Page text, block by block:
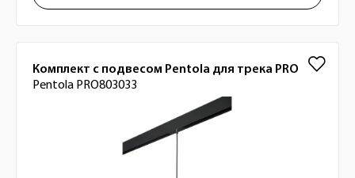
Комплект с подвесом Pentola для трека PRO
Pentola PRO803033